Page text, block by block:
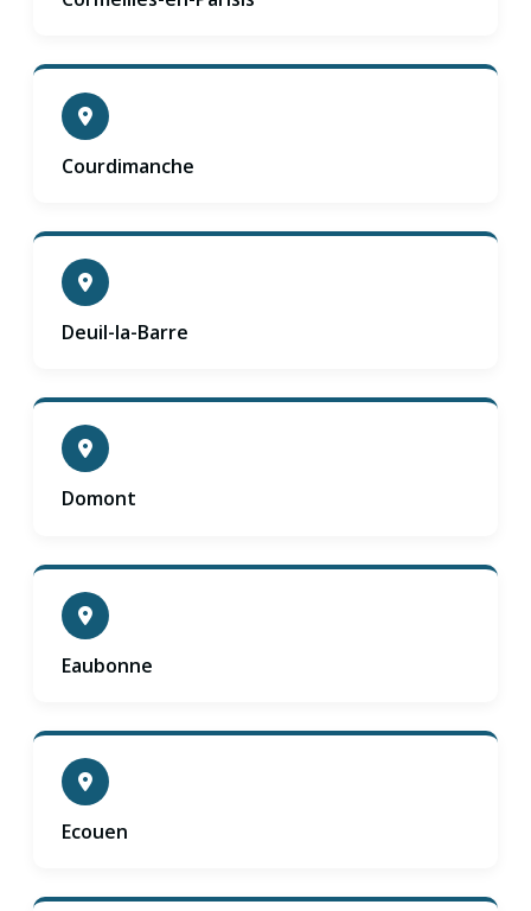
Courdimanche
Deuil-la-Barre
Domont
Eaubonne
Ecouen